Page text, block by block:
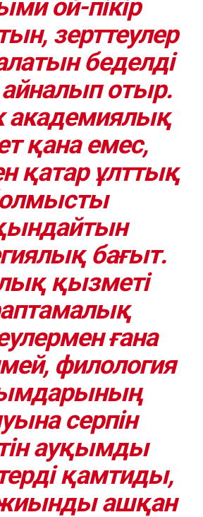
ой-пікір
зерттеулер
беделді
айналып отыр.
академиялық
қана емес,
қатар ұлттық
бағыт.
қызметі
ғана
филология
дарының
серпін
ауқымды
қамтиды,
ашқан